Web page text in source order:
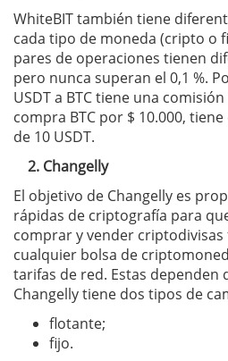
WhiteBIT también tiene
cada tipo de moneda (cripto o
pares de operaciones tienen
pero nunca superan el 0,1 %.
USDT a BTC tiene una
compra BTC por $ 10.000,
de 10 USDT.
2. Changelly
El objetivo de Changelly es
rápidas de criptografía para
comprar y vender criptodivisas
cualquier bolsa de
tarifas de red. Estas dependen
Changelly tiene dos tipos de
flotante;
fijo.